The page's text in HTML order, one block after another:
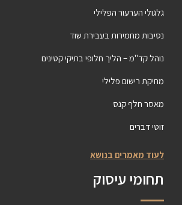
גלגולי הערעור הפלילי
נסיבות מחמירות בעבירת שוד
נוהל קד"מ – הליך חלופי בתיקי קטינים
מחיקת רישום פלילי
מאסר חלף קנס
זוטי דברים
לעוד מאמרים בנושא
תחומי עיסוק